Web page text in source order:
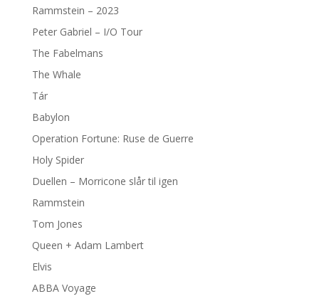
Rammstein – 2023
Peter Gabriel – I/O Tour
The Fabelmans
The Whale
Tár
Babylon
Operation Fortune: Ruse de Guerre
Holy Spider
Duellen – Morricone slår til igen
Rammstein
Tom Jones
Queen + Adam Lambert
Elvis
ABBA Voyage